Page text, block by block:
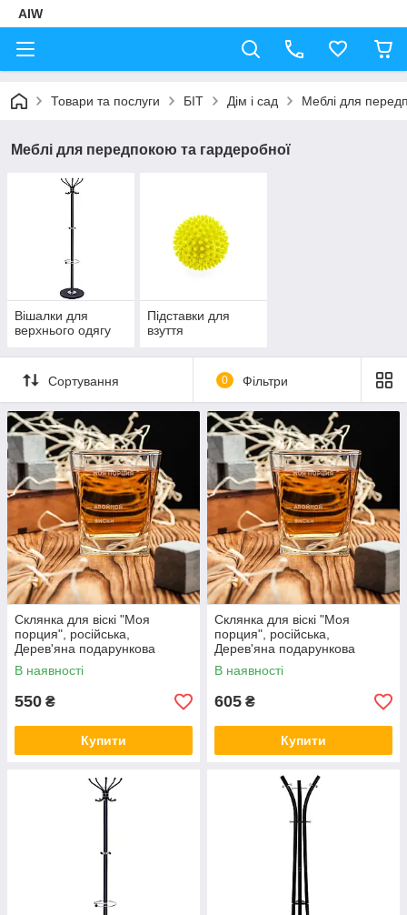
AIW
Товари та послуги БІТ Дім і сад Меблі для
Меблі для передпокою та гардеробної
Вішалки для
верхнього одягу
Підставки для
взуття
Сортування 0 Фільтри
Склянка для віскі "Моя
порция", російська,
Дерев'яна подарункова
коробка
В наявності
550 ₴
Купити
Склянка для віскі "Моя
порция", російська,
Дерев'яна подарункова
коробка з гравіюванням
В наявності
605 ₴
Купити